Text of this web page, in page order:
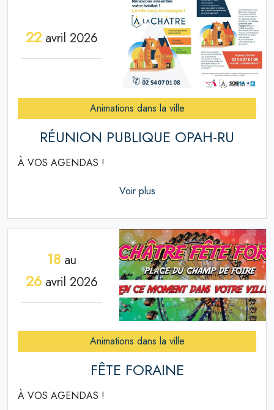
22avril 2026
Animations dans la ville
RÉUNION PUBLIQUE OPAH-RU
À VOS AGENDAS !
Voir plus
18au
26avril 2026
Animations dans la ville
FÊTE FORAINE
À VOS AGENDAS !